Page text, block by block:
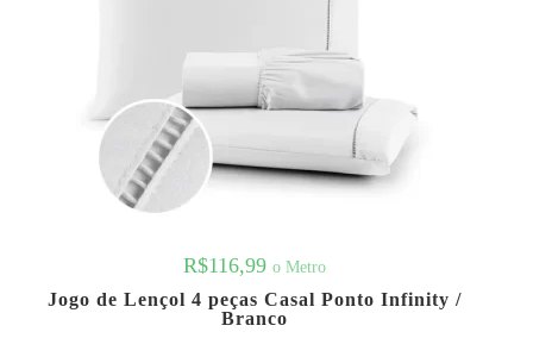
R$116,99 o Metro
Jogo de Lençol 4 peças Casal Ponto Infinity /
Branco